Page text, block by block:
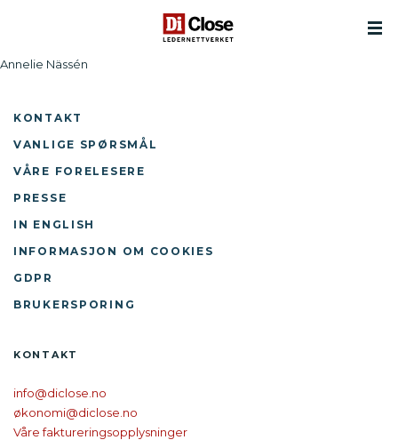
Annelie Nässén
KONTAKT
VANLIGE SPØRSMÅL
VÅRE FORELESERE
PRESSE
IN ENGLISH
INFORMASJON OM COOKIES
GDPR
BRUKERSPORING
KONTAKT
info@diclose.no
økonomi@diclose.no
Våre faktureringsopplysninger